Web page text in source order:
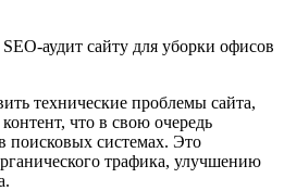
аудит сайту для уборки офисов
технические проблемы сайта,
что в свою очередь
поисковых системах. Это
трафика, улучшению